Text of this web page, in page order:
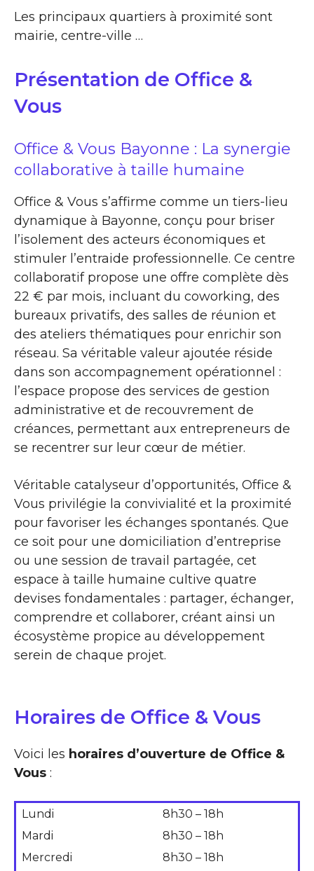
Les principaux quartiers à proximité sont
mairie, centre-ville …
Présentation de Office &
Vous
Office & Vous Bayonne : La synergie
collaborative à taille humaine
Office & Vous s’affirme comme un tiers-lieu
dynamique à Bayonne, conçu pour briser
l’isolement des acteurs économiques et
stimuler l’entraide professionnelle. Ce centre
collaboratif propose une offre complète dès
22 € par mois, incluant du coworking, des
bureaux privatifs, des salles de réunion et
des ateliers thématiques pour enrichir son
réseau. Sa véritable valeur ajoutée réside
dans son accompagnement opérationnel :
l’espace propose des services de gestion
administrative et de recouvrement de
créances, permettant aux entrepreneurs de
se recentrer sur leur cœur de métier.
Véritable catalyseur d’opportunités, Office &
Vous privilégie la convivialité et la proximité
pour favoriser les échanges spontanés. Que
ce soit pour une domiciliation d’entreprise
ou une session de travail partagée, cet
espace à taille humaine cultive quatre
devises fondamentales : partager, échanger,
comprendre et collaborer, créant ainsi un
écosystème propice au développement
serein de chaque projet.
Horaires de Office & Vous
Voici les horaires d’ouverture de Office &
Vous :
Lundi
8h30 – 18h
Mardi
8h30 – 18h
Mercredi
8h30 – 18h